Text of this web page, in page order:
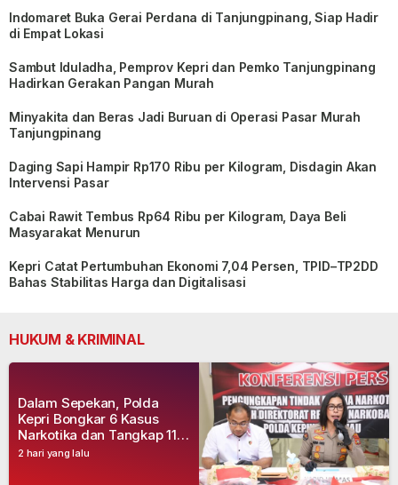
Indomaret Buka Gerai Perdana di Tanjungpinang, Siap Hadir
di Empat Lokasi
Sambut Iduladha, Pemprov Kepri dan Pemko Tanjungpinang
Hadirkan Gerakan Pangan Murah
Minyakita dan Beras Jadi Buruan di Operasi Pasar Murah
Tanjungpinang
Daging Sapi Hampir Rp170 Ribu per Kilogram, Disdagin Akan
Intervensi Pasar
Cabai Rawit Tembus Rp64 Ribu per Kilogram, Daya Beli
Masyarakat Menurun
Kepri Catat Pertumbuhan Ekonomi 7,04 Persen, TPID–TP2DD
Bahas Stabilitas Harga dan Digitalisasi
HUKUM & KRIMINAL
2 hari yang lalu
Dalam Sepekan, Polda
Kepri Bongkar 6 Kasus
Narkotika dan Tangkap 11
Tersangka